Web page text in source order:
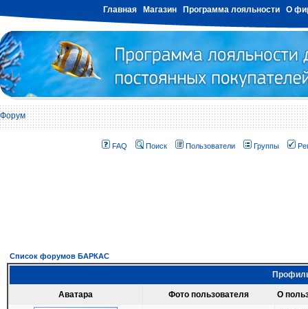
Главная Магазин Программа лояльности О
Форум
FAQ Поиск Пользователи Группы
Список форумов БАРКАС
Аватара Фото пользователя О